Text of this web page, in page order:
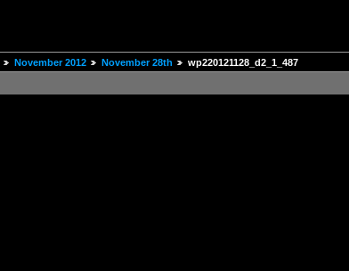
November 2012 November 28th wp220121128_d2_1_487